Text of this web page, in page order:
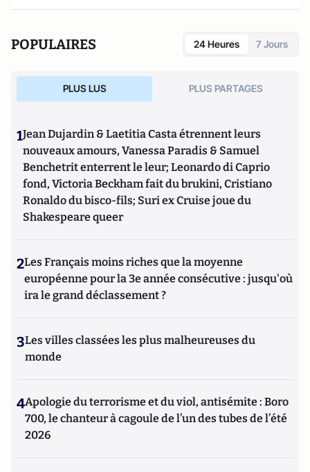
POPULAIRES 24 Heures 7 Jours
PLUS LUS PLUS PARTAGES
1Jean Dujardin & Laetitia Casta étrennent leurs
nouveaux amours, Vanessa Paradis & Samuel
Benchetrit enterrent le leur; Leonardo di Caprio
fond, Victoria Beckham fait du brukini, Cristiano
Ronaldo du bisco-fils; Suri ex Cruise joue du
Shakespeare queer
2Les Français moins riches que la moyenne
européenne pour la 3e année consécutive : jusqu'où
ira le grand déclassement ?
3Les villes classées les plus malheureuses du
monde
4Apologie du terrorisme et du viol, antisémite : Boro
700, le chanteur à cagoule de l’un des tubes de l’été
2026